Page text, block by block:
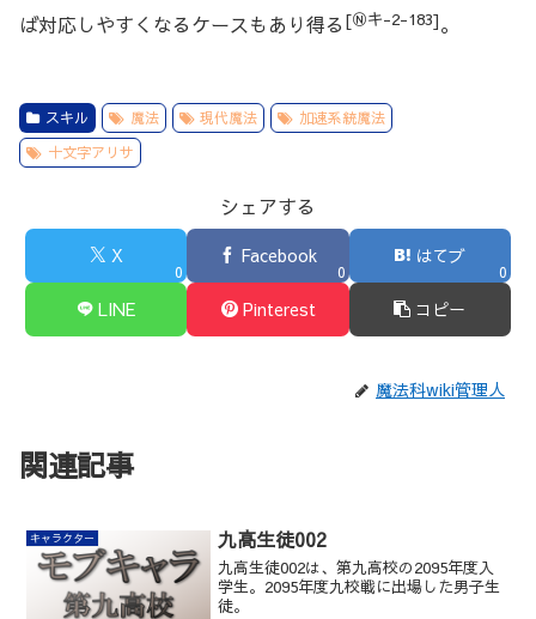
ば対応しやすくなるケースもあり得る [Ⓝキ-2-183]。
スキル 魔法 現代魔法
加速系統魔法
十文字アリサ
シェアする
X
0
Facebook
0
はてブ
0
LINE Pinterest コピー
魔法科wiki管理人
関連記事
キャラクター 九高生徒002
九高生徒002は、第九高校の2095年度入
学生。2095年度九校戦に出場した男子生
徒。